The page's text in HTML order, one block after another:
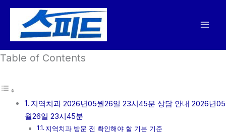
건
뛰
Table of Contents
지역치과 2026년05월26일 23시45분 상담 안내 2026년05
월26일 23시45분
지역치과 방문 전 확인해야 할 기본 기준